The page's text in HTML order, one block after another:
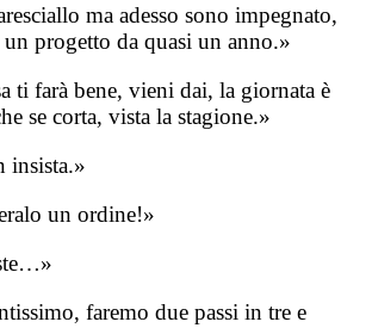
ma adesso sono impegnato,
progetto da quasi un anno.»
ti farà bene, vieni dai, la giornata è
se corta, vista la stagione.»
insista.»
un ordine!»
faremo due passi in tre e